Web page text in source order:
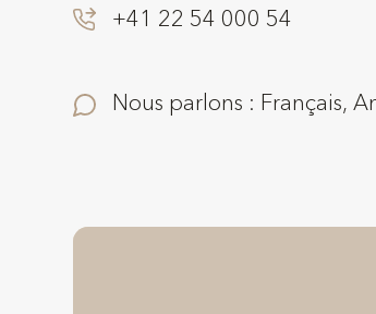
+41 22 54 000 54
Nous parlons : Français,